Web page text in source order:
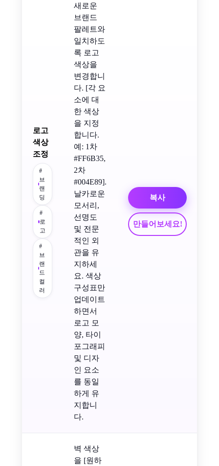
로고
색상
조정
#
브
랜
딩
#
로
고
#
브
랜
드
컬
러
새로운
브랜드
팔레트와
일치하도
록 로고
색상을
변경합니
다. [각 요
소에 대
한 색상
을 지정
합니다.
예: 1차
#FF6B35,
2차
#004E89].
날카로운
모서리,
선명도
및 전문
적인 외
관을 유
지하세
요. 색상
구성표만
업데이트
하면서
로고 모
양, 타이
포그래피
및 디자
인 요소
를 동일
하게 유
지합니
다.
복사
만들어보세요!
벽 색상
을 [원하